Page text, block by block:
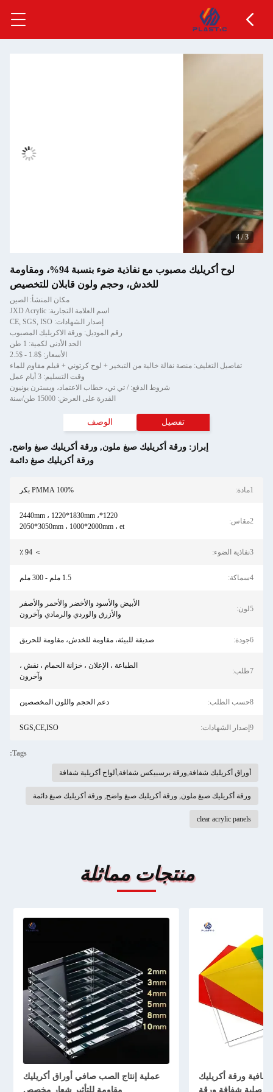
3
/
4
لوح أكريليك مصبوب مع نفاذية ضوء بنسبة 94%، ومقاومة
للخدش، وحجم ولون قابلان للتخصيص
مكان المنشأ: الصين
اسم العلامة التجارية: JXD Acrylic
إصدار الشهادات: CE, SGS, ISO
رقم الموديل: ورقة الاكريليك المصبوب
الحد الأدنى لكمية: 1 طن
الأسعار: $1.8 - $2.5
تفاصيل التغليف: منصة نقالة خالية من التبخير + لوح كرتوني + فيلم مقاوم للماء
وقت التسليم: 3 أيام عمل
شروط الدفع: / تي تي، خطاب الاعتماد، ويسترن يونيون
القدرة على العرض: 15000 طن/سنة
تفصيل الوصف
إبراز: ورقة أكريليك صبغ ملون, ورقة أكريليك صبغ واضح,
ورقة أكريليك صبغ دائمة
1مادة: 100% PMMA بكر
2مقاس:
1220*2440mm ، 1220*1830mm ،
2050*3050mm ، 1000*2000mm ، et
3نفاذية الضوء: ＞ 94 ٪
4سماكة: 1.5 ملم - 300 ملم
5لون:
الأبيض والأسود والأخضر والأحمر والأصفر
والأزرق والوردي والرمادي وآخرون
6جودة: صديقة للبيئة، مقاومة للخدش، مقاومة للحريق
7طلب:
الطباعة ، الإعلان ، خزانة الحمام ، نقش ،
وآخرون
8حسب الطلب: دعم الحجم واللون المخصصين
9إصدار الشهادات: SGS,CE,ISO
Tags:
أوراق أكريليك شفافة,ورقة برسبيكس شفافة,ألواح أكريلية شفافة
ورقة أكريليك صبغ ملون, ورقة أكريليك صبغ واضح, ورقة أكريليك صبغ دائمة
clear acrylic panels
منتجات مماثلة
عملية إنتاج الصب صافي أوراق أكريليك
مقاومة للتأثير شعار مخصص
البلاستيك